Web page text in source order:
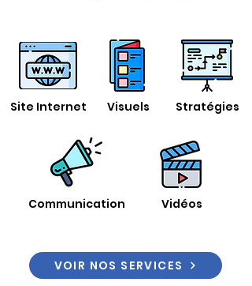
Site Internet Visuels Stratégies
Communication Vidéos
VOIR NOS SERVICES